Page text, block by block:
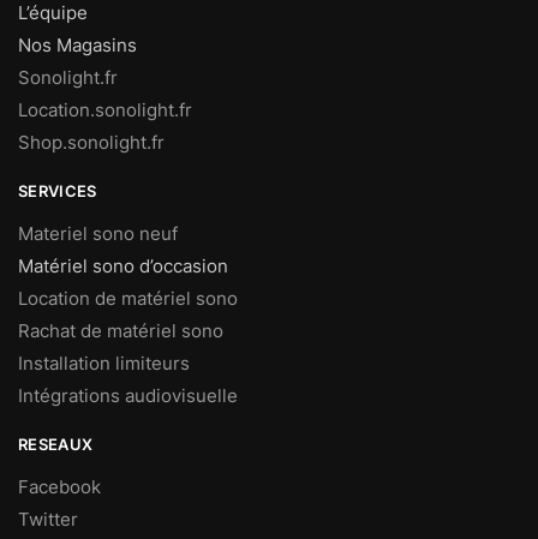
L’équipe
Nos Magasins
Sonolight.fr
Location.sonolight.fr
Shop.sonolight.fr
SERVICES
Materiel sono neuf
Matériel sono d’occasion
Location de matériel sono
Rachat de matériel sono
Installation limiteurs
Intégrations audiovisuelle
RESEAUX
Facebook
Twitter